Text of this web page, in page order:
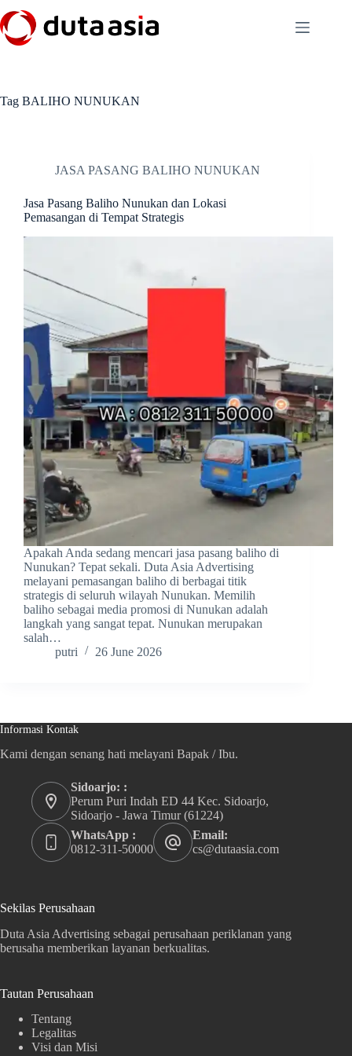
to
content
Tag BALIHO NUNUKAN
JASA PASANG BALIHO NUNUKAN
Jasa Pasang Baliho Nunukan dan Lokasi
Pemasangan di Tempat Strategis
Apakah Anda sedang mencari jasa pasang baliho di
Nunukan? Tepat sekali. Duta Asia Advertising
melayani pemasangan baliho di berbagai titik
strategis di seluruh wilayah Nunukan. Memilih
baliho sebagai media promosi di Nunukan adalah
langkah yang sangat tepat. Nunukan merupakan
salah…
putri
26 June 2026
Informasi Kontak
Kami dengan senang hati melayani Bapak / Ibu.
Sidoarjo: :
Perum Puri Indah ED 44 Kec. Sidoarjo,
Sidoarjo - Jawa Timur (61224)
WhatsApp :
0812-311-50000
Email:
cs@dutaasia.com
Sekilas Perusahaan
Duta Asia Advertising sebagai perusahaan periklanan yang
berusaha memberikan layanan berkualitas.
Tautan Perusahaan
Tentang
Legalitas
Visi dan Misi